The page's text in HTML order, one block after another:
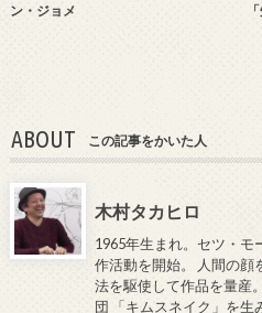
ン・ジョメ
ABOUT この記事をかいた人
木村タカヒロ
1965年生まれ。セツ・モ
作活動を開始。 人間の顔
法を駆使して作品を量産
団 「キムスネイク」を